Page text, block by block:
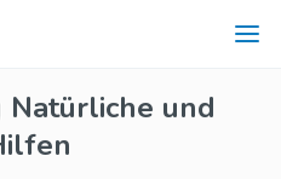
Natürliche und